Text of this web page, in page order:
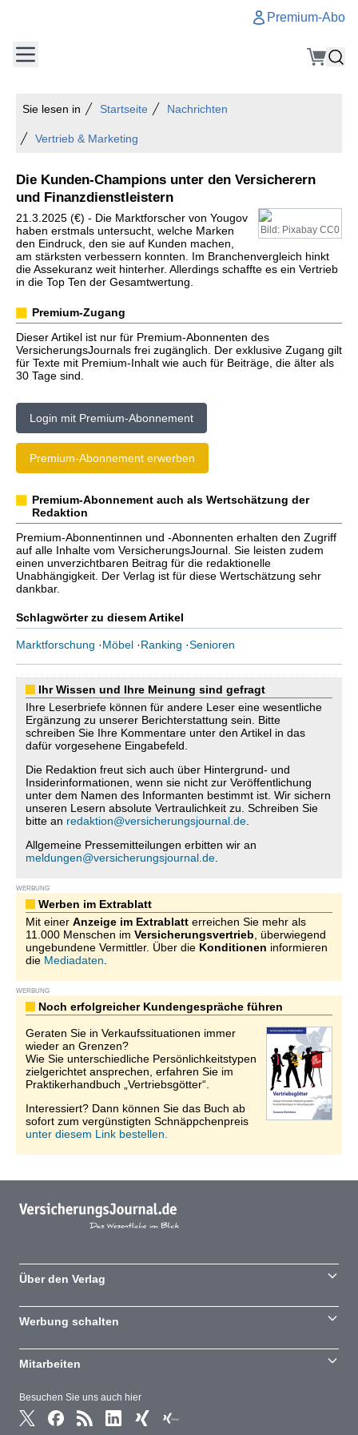
Premium-Abo
Sie lesen in Startseite Nachrichten
Vertrieb & Marketing
Die Kunden-Champions unter den Versicherern
und Finanzdienstleistern
Bild: Pixabay CC0
21.3.2025 (€) - Die Marktforscher von Yougov
haben erstmals untersucht, welche Marken
den Eindruck, den sie auf Kunden machen,
am stärksten verbessern konnten. Im Branchenvergleich hinkt
die Assekuranz weit hinterher. Allerdings schaffte es ein Vertrieb
in die Top Ten der Gesamtwertung.
Premium-Zugang
Dieser Artikel ist nur für Premium-Abonnenten des
VersicherungsJournals frei zugänglich. Der exklusive Zugang gilt
für Texte mit Premium-Inhalt wie auch für Beiträge, die älter als
30 Tage sind.
Login mit Premium-Abonnement
Premium-Abonnement erwerben
Premium-Abonnement auch als Wertschätzung der
Redaktion
Premium-Abonnentinnen und -Abonnenten erhalten den Zugriff
auf alle Inhalte vom VersicherungsJournal. Sie leisten zudem
einen unverzichtbaren Beitrag für die redaktionelle
Unabhängigkeit. Der Verlag ist für diese Wertschätzung sehr
dankbar.
Schlagwörter zu diesem Artikel
Marktforschung ·Möbel ·Ranking ·Senioren
Ihr Wissen und Ihre Meinung sind gefragt
Ihre Leserbriefe können für andere Leser eine wesentliche
Ergänzung zu unserer Berichterstattung sein. Bitte
schreiben Sie Ihre Kommentare unter den Artikel in das
dafür vorgesehene Eingabefeld.
Die Redaktion freut sich auch über Hintergrund- und
Insiderinformationen, wenn sie nicht zur Veröffentlichung
unter dem Namen des Informanten bestimmt ist. Wir sichern
unseren Lesern absolute Vertraulichkeit zu. Schreiben Sie
bitte an redaktion@versicherungsjournal.de
Allgemeine Pressemitteilungen erbitten wir an
meldungen@versicherungsjournal.de
WERBUNG
Werben im Extrablatt
Mit einer Anzeige im Extrablatt erreichen Sie mehr als
11.000 Menschen im Versicherungsvertrieb , überwiegend
ungebundene Vermittler. Über die Konditionen informieren
die Mediadaten
WERBUNG
Noch erfolgreicher Kundengespräche führen
Geraten Sie in Verkaufssituationen immer
wieder an Grenzen?
Wie Sie unterschiedliche Persönlichkeitstypen
zielgerichtet ansprechen, erfahren Sie im
Praktikerhandbuch „Vertriebsgötter“.
Interessiert? Dann können Sie das Buch ab
sofort zum vergünstigten Schnäppchenpreis
unter diesem Link bestellen.
Besuchen Sie uns auch hier
Über den Verlag
Werbung schalten
Mitarbeiten